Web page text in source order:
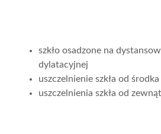
szkło osadzone na
dylatacyjnej
uszczelnienie szkła od
uszczelnienia szkła od